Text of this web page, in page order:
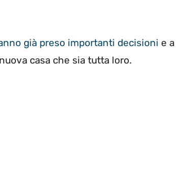
già preso importanti decisioni e a
casa che sia tutta loro.